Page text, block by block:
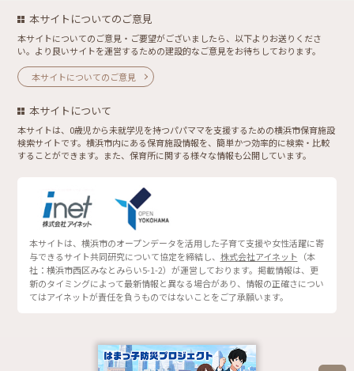
本サイトについてのご意見
本サイトについてのご意見・ご要望がございましたら、以下よりお送りくださ
い。より良いサイトを運営するための建設的なご意見をお待ちしております。
本サイトについてのご意見
本サイトについて
本サイトは、0歳児から未就学児を持つパパママを支援するための横浜市保育施設
検索サイトです。横浜市内にある保育施設情報を、簡単かつ効率的に検索・比較
することができます。また、保育所に関する様々な情報も公開しています。
本サイトは、横浜市のオープンデータを活用した子育て支援や女性活躍に寄
与できるサイト共同研究について協定を締結し、 株式会社アイネット （本
社：横浜市西区みなとみらい5-1-2）が運営しております。掲載情報は、更
新のタイミングによって最新情報と異なる場合があり、情報の正確さについ
てはアイネットが責任を負うものではないことをご了承願います。